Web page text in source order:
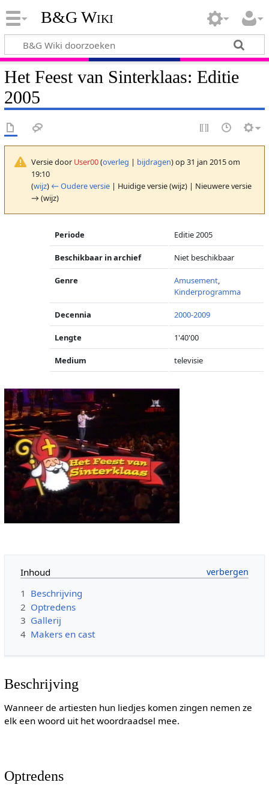
B&G Wiki
Het Feest van Sinterklaas: Editie
2005
Versie door User00(overleg | bijdragen)op 31 jan 2015 om
19:10
(wijz) ← Oudere versie| Huidige versie (wijz) | Nieuwere versie
→ (wijz)
Periode Editie 2005
Beschikbaar in archief Niet beschikbaar
Genre Amusement,
Kinderprogramma
Decennia 2000-2009
Lengte 1'40'00
Medium televisie
Inhoud
1 Beschrijving
2 Optredens
3 Gallerij
4 Makers en cast
Beschrijving
Wanneer de artiesten hun liedjes komen zingen nemen ze
elk een woord uit het woordraadsel mee.
Optredens